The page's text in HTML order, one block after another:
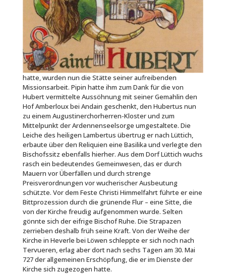
hatte, wurden nun die Stätte seiner aufreibenden
Missionsarbeit. Pipin hatte ihm zum Dank für die von
Hubert vermittelte Aussöhnung mit seiner Gemahlin den
Hof Amberloux bei Andain geschenkt, den Hubertus nun
zu einem Augustinerchorherren-Kloster und zum
Mittelpunkt der Ardennenseelsorge umgestaltete. Die
Leiche des heiligen Lambertus übertrug er nach Lüttich,
erbaute über den Reliquien eine Basilika und verlegte den
Bischofssitz ebenfalls hierher. Aus dem Dorf Lüttich wuchs
rasch ein bedeutendes Gemeinwesen, das er durch
Mauern vor Überfällen und durch strenge
Preisverordnungen vor wucherischer Ausbeutung
schützte. Vor dem Feste Christi Himmelfahrt führte er eine
Bittprozession durch die grünende Flur – eine Sitte, die
von der Kirche freudig aufgenommen wurde. Selten
gönnte sich der eifrige Bischof Ruhe. Die Strapazen
zerrieben deshalb früh seine Kraft. Von der Weihe der
Kirche in Heverle bei Löwen schleppte er sich noch nach
Tervueren, erlag aber dort nach sechs Tagen am 30. Mai
727 der allgemeinen Erschöpfung, die er im Dienste der
Kirche sich zugezogen hatte.